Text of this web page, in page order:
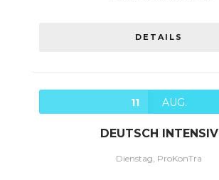
DETAILS
11 AUG.
DEUTSCH INTENSIV
Dienstag, ProKonTra